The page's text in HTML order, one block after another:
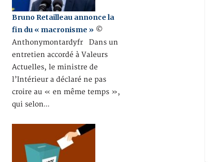
Bruno Retailleau annonce la
fin du « macronisme » ©
Anthonymontardyfr Dans un
entretien accordé à Valeurs
Actuelles, le ministre de
l’Intérieur a déclaré ne pas
croire au « en même temps »,
qui selon…